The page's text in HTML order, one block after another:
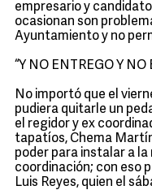
empresario y
ocasionan son
Ayuntamiento y no
“Y NO ENTREGO Y NO
No importó que el
pudiera quitarle un
el regidor y ex
tapatíos, Chema
poder para instalar a
coordinación; con eso
Luis Reyes, quien el